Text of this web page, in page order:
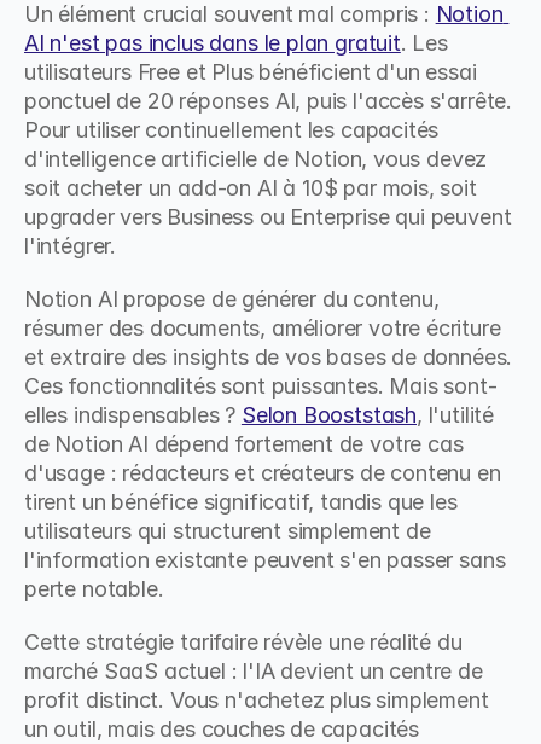
Un élément crucial souvent mal compris : Notion
AI n'est pas inclus dans le plan gratuit. Les
utilisateurs Free et Plus bénéficient d'un essai
ponctuel de 20 réponses AI, puis l'accès s'arrête.
Pour utiliser continuellement les capacités
d'intelligence artificielle de Notion, vous devez
soit acheter un add-on AI à 10$ par mois, soit
upgrader vers Business ou Enterprise qui peuvent
l'intégrer.
Notion AI propose de générer du contenu,
résumer des documents, améliorer votre écriture
et extraire des insights de vos bases de données.
Ces fonctionnalités sont puissantes. Mais sont-
elles indispensables ? Selon Booststash, l'utilité
de Notion AI dépend fortement de votre cas
d'usage : rédacteurs et créateurs de contenu en
tirent un bénéfice significatif, tandis que les
utilisateurs qui structurent simplement de
l'information existante peuvent s'en passer sans
perte notable.
Cette stratégie tarifaire révèle une réalité du
marché SaaS actuel : l'IA devient un centre de
profit distinct. Vous n'achetez plus simplement
un outil, mais des couches de capacités